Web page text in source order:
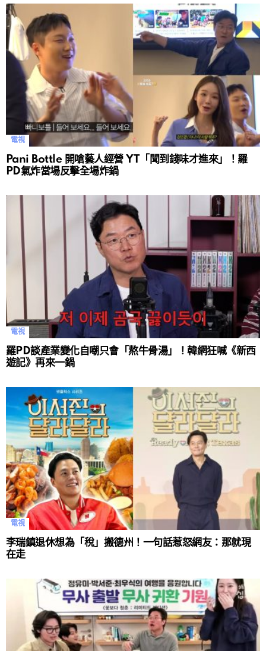
電視
Pani Bottle 開嗆藝人經營 YT「聞到錢味才進來」！羅
PD氣炸當場反擊全場炸鍋
電視
羅PD談產業變化自嘲只會「熬牛骨湯」！韓網狂喊《新西
遊記》再來一鍋
電視
李瑞鎮退休想為「稅」搬德州！一句話惹怒網友：那就現
在走